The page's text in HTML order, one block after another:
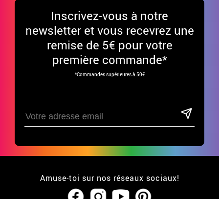
Inscrivez-vous à notre
newsletter et vous recevrez une
remise de 5€ pour votre
première commande*
*Commandes supérieures à 50€
Amuse-toi sur nos réseaux sociaux!